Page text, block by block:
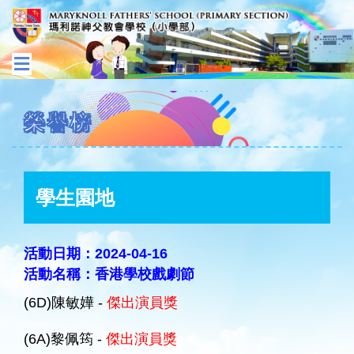
榮譽榜
學生園地
活動日期：2024-04-16
活動名稱：香港學校戲劇節
(6D)陳敏嬅 - 傑出演員獎
(6A)黎佩筠 - 傑出演員獎